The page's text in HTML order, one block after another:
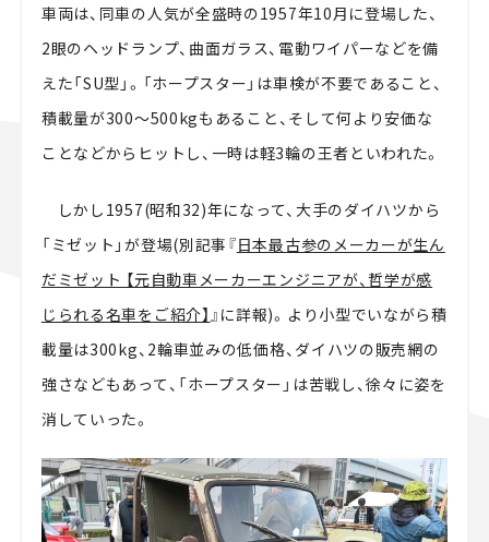
車両は、同車の人気が全盛時の1957年10月に登場した、
2眼のヘッドランプ、曲面ガラス、電動ワイパーなどを備
えた「SU型」。「ホープスター」は車検が不要であること、
積載量が300～500kgもあること、そして何より安価な
ことなどからヒットし、一時は軽3輪の王者といわれた。
しかし1957(昭和32)年になって、大手のダイハツから
「ミゼット」が登場(別記事『日本最古参のメーカーが生ん
だミゼット 【元自動車メーカーエンジニアが、哲学が感
じられる名車をご紹介】 』に詳報)。より小型でいながら積
載量は300kg、2輪車並みの低価格、ダイハツの販売網の
強さなどもあって、「ホープスター」は苦戦し、徐々に姿を
消していった。